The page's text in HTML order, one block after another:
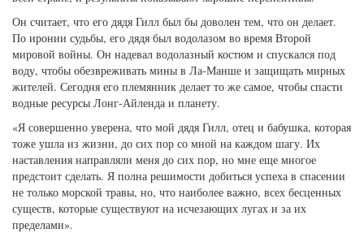
Он считает, что его дядя Гилл был бы доволен тем, что он делает.
По иронии судьбы, его дядя был водолазом во время Второй
мировой войны. Он надевал водолазный костюм и спускался под
воду, чтобы обезвреживать мины в Ла-Манше и защищать мирных
жителей. Сегодня его племянник делает то же самое, чтобы спасти
водные ресурсы Лонг-Айленда и планету.
«Я совершенно уверена, что мой дядя Гилл, отец и бабушка, которая
тоже ушла из жизни, до сих пор со мной на каждом шагу. Их
наставления направляли меня до сих пор, но мне еще многое
предстоит сделать. Я полна решимости добиться успеха в спасении
не только морской травы, но, что наиболее важно, всех бесценных
существ, которые существуют на исчезающих лугах и за их
пределами».